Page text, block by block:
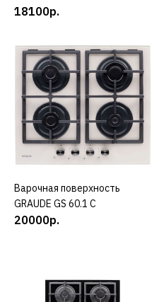
18100р.
КУПИТЬ
Варочная поверхность
GRAUDE GS 60.1 C
20000р.